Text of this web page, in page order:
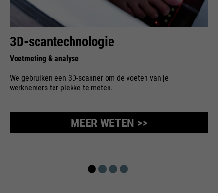
3D-scantechnologie
Voetmeting & analyse
We gebruiken een 3D-scanner om de voeten van je
werknemers ter plekke te meten.
MEER WETEN >>